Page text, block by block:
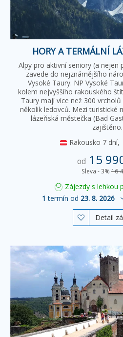
HORY A TERMÁLNÍ
Alpy pro aktivní seniory (a nejen
zavede do nejznámějšího
Vysoké Taury. NP Vysoké
kolem nejvyššího rakouského
Taury mají více než 300
několik ledovců. Mezi turistické
lázeňská městečka (Bad
Rakousko 7 dní,
od 15
Sleva - 3% 16
Zájezdy s lehkou
1 termín od 23. 8. 2026
 Detail